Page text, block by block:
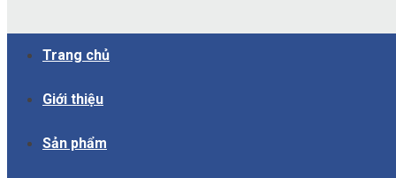
Trang chủ
Giới thiệu
Sản phẩm